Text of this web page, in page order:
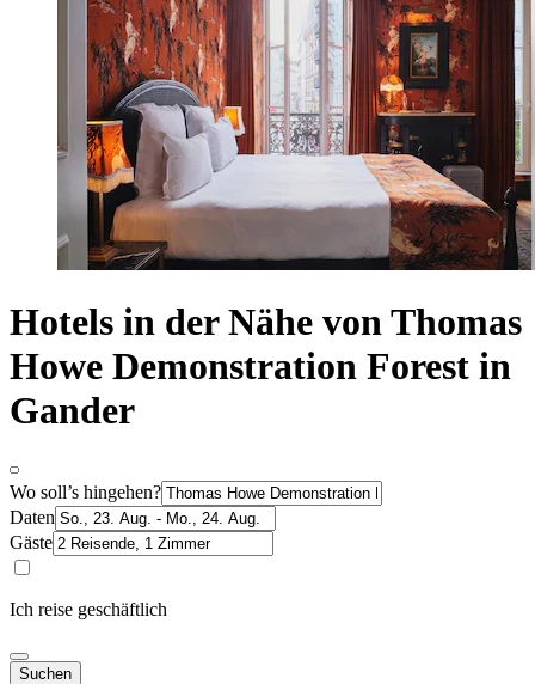
Hotels in der Nähe von Thomas
Howe Demonstration Forest in
Gander
Wo soll’s hingehen?
Daten
Gäste
Ich reise geschäftlich
Suchen